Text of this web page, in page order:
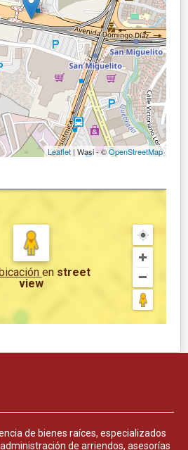
Leaflet | Wasi - ©OpenStreetMap
en street
view
de bienes raíces, especializados
de arriendos, asesorías